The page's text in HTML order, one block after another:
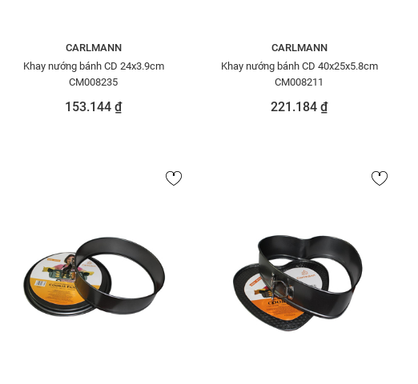
CARLMANN
Khay nướng bánh CD 24x3.9cm
CM008235
153.144 ₫
CARLMANN
Khay nướng bánh CD 40x25x5.8cm
CM008211
221.184 ₫